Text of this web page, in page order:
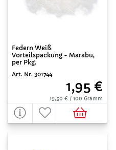
Federn Weiß
Vorteilspackung - Marabu,
per Pkg.
Art. Nr. 301744
1,95 €
19,50 € / 100 Gramm